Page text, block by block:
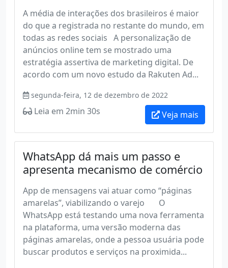
A média de interações dos brasileiros é maior
do que a registrada no restante do mundo, em
todas as redes sociais A personalização de
anúncios online tem se mostrado uma
estratégia assertiva de marketing digital. De
acordo com um novo estudo da Rakuten Ad...
segunda-feira, 12 de dezembro de 2022
Leia em 2min 30s Veja mais
WhatsApp dá mais um passo e
apresenta mecanismo de comércio
App de mensagens vai atuar como “páginas
amarelas”, viabilizando o varejo O
WhatsApp está testando uma nova ferramenta
na plataforma, uma versão moderna das
páginas amarelas, onde a pessoa usuária pode
buscar produtos e serviços na proximida...